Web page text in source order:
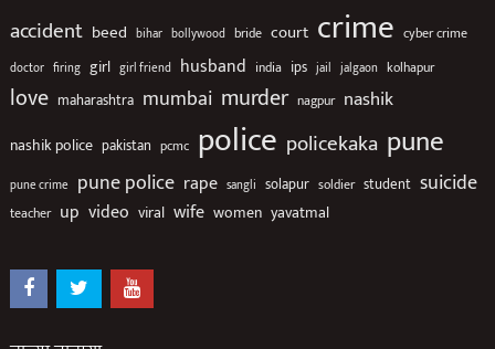
accident beed bihar bollywood bride court crime cyber crime
doctor firing girl girl friend husband india ips jail jalgaon kolhapur
love maharashtra mumbai murder nagpur nashik
nashik police pakistan pcmc police policekaka pune
pune crime pune police rape sangli solapur soldier student suicide
teacher up video viral wife women yavatmal